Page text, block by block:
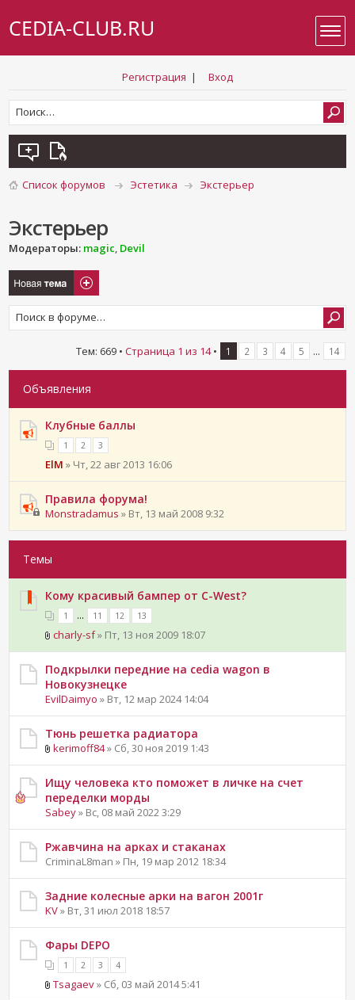
CEDIA-CLUB.RU
Регистрация | Вход
Список форумов Эстетика Экстерьер
Экстерьер
Модераторы: magic, Devil
Новая тема
Тем: 669 • Страница 1 из 14• 1 2 3 4 5 ... 14
Объявления
Клубные баллы
1 2 3
ElM » Чт, 22 авг 2013 16:06
Правила форума!
Monstradamus » Вт, 13 май 2008 9:32
Темы
Кому красивый бампер от C-West?
1 ... 11 12 13
charly-sf» Пт, 13 ноя 2009 18:07
Подкрылки передние на cedia wagon в
Новокузнецке
EvilDaimyo » Вт, 12 мар 2024 14:04
Тюнь решетка радиатора
kerimoff84» Сб, 30 ноя 2019 1:43
Ищу человека кто поможет в личке на счет
переделки морды
Sabey» Вс, 08 май 2022 3:29
Ржавчина на арках и стаканах
CriminaL8man » Пн, 19 мар 2012 18:34
Задние колесные арки на вагон 2001г
KV» Вт, 31 июл 2018 18:57
Фары DEPO
1 2 3 4
Tsagaev» Сб, 03 май 2014 5:41